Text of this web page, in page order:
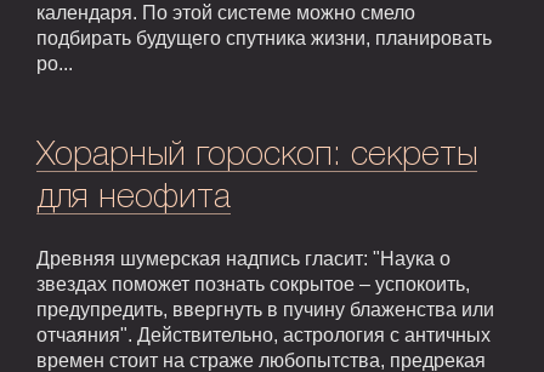
календаря. По этой системе можно смело
подбирать будущего спутника жизни, планировать
ро...
Хорарный гороскоп: секреты
для неофита
Древняя шумерская надпись гласит: "Наука о
звездах поможет познать сокрытое – успокоить,
предупредить, ввергнуть в пучину блаженства или
отчаяния". Действительно, астрология с античных
времен стоит на страже любопытства, предрекая